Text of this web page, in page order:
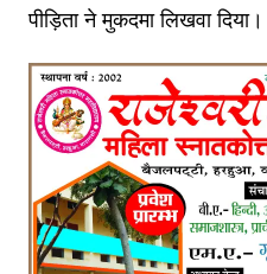
पीड़िता ने मुकदमा लिखवा दिया।